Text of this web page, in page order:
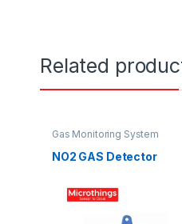
Related
Gas Monitoring System
NO2 GAS Detector